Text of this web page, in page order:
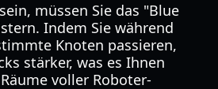
müssen Sie das "Blue
Indem Sie während
Knoten passieren,
stärker, was es Ihnen
voller Roboter-